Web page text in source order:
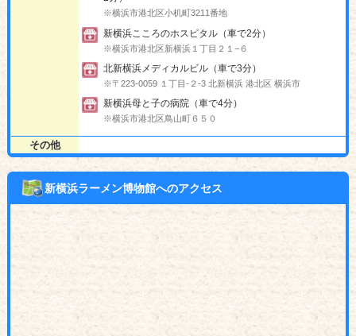
※横浜市港北区小机町3211番地
新横浜こころのホスピタル（車で2分）
※横浜市港北区新横浜１丁目２１−６
北新横浜メディカルビル（車で3分）
※〒223-0059 １丁目-２-3 北新横浜 港北区 横浜市
新横浜母と子の病院（車で4分）
※横浜市港北区鳥山町６５０
その他
新横浜ラーメン博物館へのアクセス